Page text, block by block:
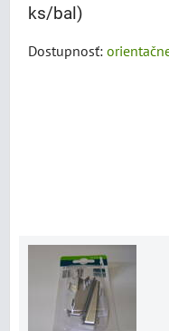
ks/bal)
Dostupnosť: